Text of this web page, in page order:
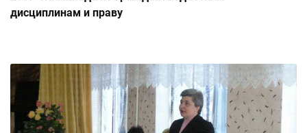
дисциплинам и праву